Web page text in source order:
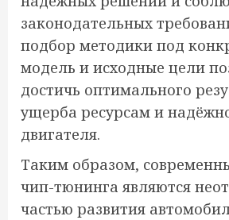
законодательных
подбор методики под
модель и исходные цели
достичь оптимального
ущерба ресурсам и
двигателя.
Таким образом,
чип-тюнинга являются
частью развития